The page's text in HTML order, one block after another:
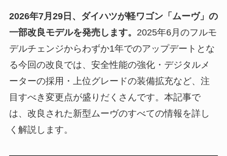
2026年7月29日、ダイハツが軽ワゴン「ムーヴ」の
一部改良モデルを発売します。 2025年6月のフルモ
デルチェンジからわずか1年でのアップデートとな
る今回の改良では、安全性能の強化・デジタルメ
ーターの採用・上位グレードの装備拡充など、注
目すべき変更点が盛りだくさんです。本記事で
は、改良された新型ムーヴのすべての情報を詳し
く解説します。